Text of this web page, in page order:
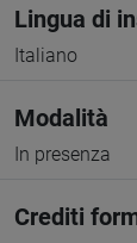
Lingua di
Italiano
Modalità
In presenza
Crediti